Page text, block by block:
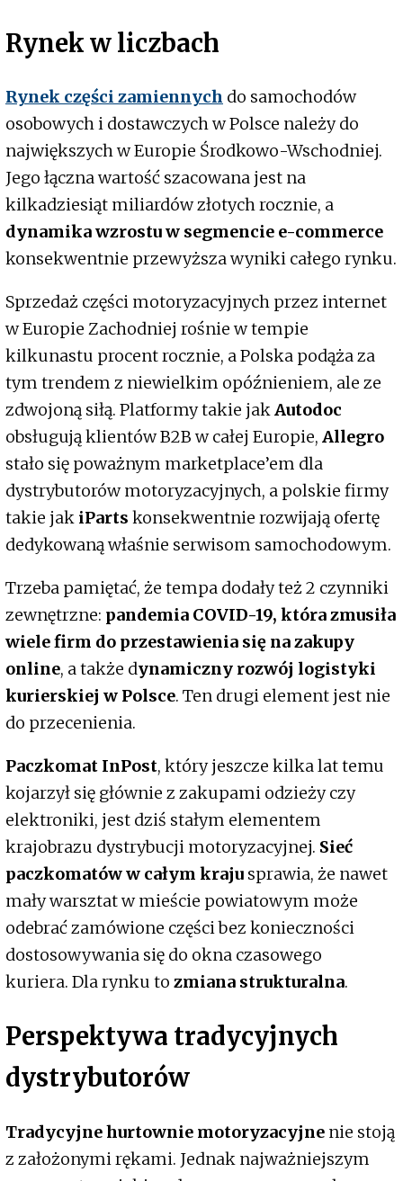
Rynek w liczbach
Rynek części zamiennych do samochodów
osobowych i dostawczych w Polsce należy do
największych w Europie Środkowo-Wschodniej.
Jego łączna wartość szacowana jest na
kilkadziesiąt miliardów złotych rocznie, a
dynamika wzrostu w segmencie e-commerce
konsekwentnie przewyższa wyniki całego rynku.
Sprzedaż części motoryzacyjnych przez internet
w Europie Zachodniej rośnie w tempie
kilkunastu procent rocznie, a Polska podąża za
tym trendem z niewielkim opóźnieniem, ale ze
zdwojoną siłą. Platformy takie jakAutodoc
obsługują klientów B2B w całej Europie, Allegro
stało się poważnym marketplace’em dla
dystrybutorów motoryzacyjnych, a polskie firmy
takie jak iParts konsekwentnie rozwijają ofertę
dedykowaną właśnie serwisom samochodowym.
Trzeba pamiętać, że tempa dodały też 2 czynniki
zewnętrzne: pandemia COVID-19, która zmusiła
wiele firm do przestawienia się na zakupy
online, a także dynamiczny rozwój logistyki
kurierskiej w Polsce. Ten drugi element jest nie
do przecenienia.
Paczkomat InPost, który jeszcze kilka lat temu
kojarzył się głównie z zakupami odzieży czy
elektroniki, jest dziś stałym elementem
krajobrazu dystrybucji motoryzacyjnej. Sieć
paczkomatów w całym kraju sprawia, że nawet
mały warsztat w mieście powiatowym może
odebrać zamówione części bez konieczności
dostosowywania się do okna czasowego
kuriera. Dla rynku to zmiana strukturalna.
Perspektywa tradycyjnych
dystrybutorów
Tradycyjne hurtownie motoryzacyjne nie stoją
z założonymi rękami. Jednak najważniejszym